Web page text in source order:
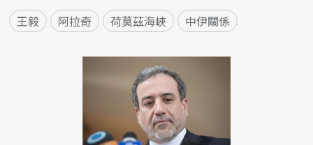
王毅 阿拉奇 荷莫茲海峽 中伊關係